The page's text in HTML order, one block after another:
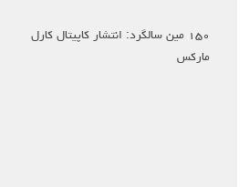
۱۵۰ مین سالگرد: انتشار کاپیتال کارل
مارکس